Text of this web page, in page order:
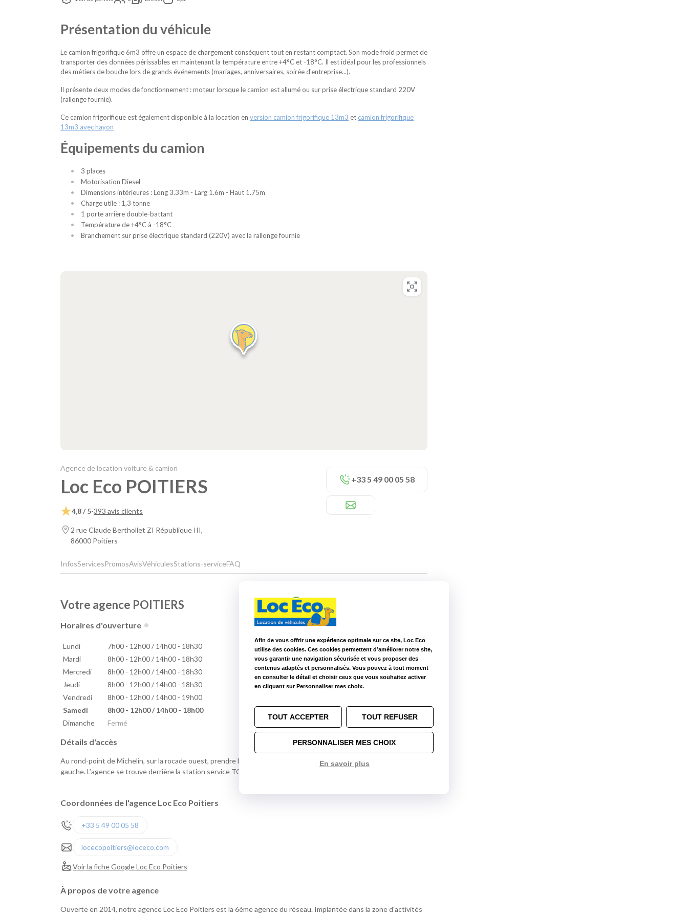
Présentation du véhicule
Le camion frigorifique 6m3 offre un espace de chargement conséquent tout en restant comptact. Son mode froid permet de
transporter des données périssables en maintenant la température entre +4°C et -18°C. Il est idéal pour les professionnels
des métiers de bouche lors de grands événements (mariages, anniversaires, soirée d'entreprise...).
Il présente deux modes de fonctionnement : moteur lorsque le camion est allumé ou sur prise électrique standard 220V
(rallonge fournie).
Ce camion frigorifique est également disponible à la location en version camion frigorifique 13m3 et camion frigorifique
13m3 avec hayon
Équipements du camion
3 places
Motorisation Diesel
Dimensions intérieures : Long 3.33m - Larg 1.6m - Haut 1.75m
Charge utile : 1,3 tonne
1 porte arrière double-battant
Température de +4°C à -18°C
Branchement sur prise électrique standard (220V) avec la rallonge fournie
Agence de location voiture & camion
Loc Eco POITIERS
4,8 / 5-393 avis clients
2 rue Claude Berthollet ZI République III,
86000 Poitiers
+33 5 49 00 05 58
InfosServicesPromosAvisVéhiculesStations-serviceFAQ
Votre agence POITIERS
Horaires d'ouverture
Lundi
7h00 - 12h00 / 14h00 - 18h30
Mardi
8h00 - 12h00 / 14h00 - 18h30
Mercredi
8h00 - 12h00 / 14h00 - 18h30
Jeudi
8h00 - 12h00 / 14h00 - 18h30
Vendredi
8h00 - 12h00 / 14h00 - 19h00
Samedi
8h00 - 12h00 / 14h00 - 18h00
Dimanche
Fermé
Nos autres agences à proximité
Loc Eco Angoulême 105,6 km
Loc Eco La Roche sur Yon 134,8 km
Détails d'accès
Au rond-point de Michelin, sur la rocade ouest, prendre la sortie Z.I. République III, puis prendre la 1ère rue à
gauche. L’agence se trouve derrière la station service TOTAL Access.
Coordonnées de l'agence Loc Eco Poitiers
+33 5 49 00 05 58
locecopoitiers@loceco.com
Voir la fiche Google Loc Eco Poitiers
À propos de votre agence
Ouverte en 2014, notre agence Loc Eco Poitiers est la 6ème agence du réseau. Implantée dans la zone d'activités
Afin de vous offrir une expérience optimale sur ce site, Loc Eco
utilise des cookies. Ces cookies permettent d’améliorer notre site,
vous garantir une navigation sécurisée et vous proposer des
contenus adaptés et personnalisés. Vous pouvez à tout moment
en consulter le détail et choisir ceux que vous souhaitez activer
en cliquant sur Personnaliser mes choix.
TOUT ACCEPTER TOUT REFUSER
PERSONNALISER MES CHOIX
En savoir plus